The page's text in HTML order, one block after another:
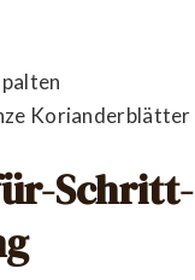
Korianderblätter
Schritt-